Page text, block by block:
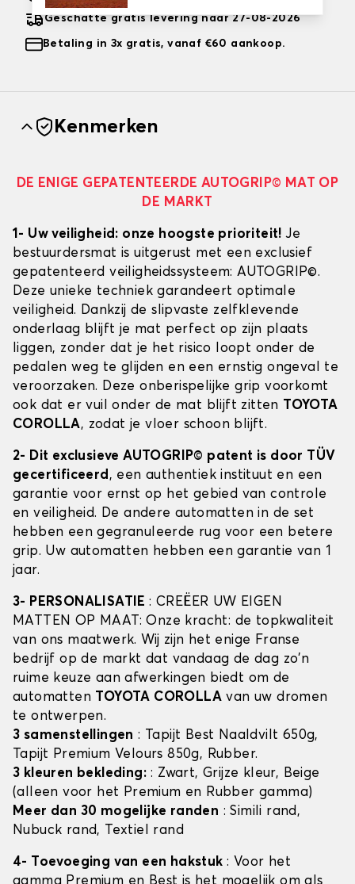
Geschatte gratis levering naar 27-08-2026
Betaling in 3x gratis, vanaf €60 aankoop.
Kenmerken
DE ENIGE GEPATENTEERDE AUTOGRIP© MAT OP
DE MARKT
1- Uw veiligheid: onze hoogste prioriteit!Je
bestuurdersmat is uitgerust met een exclusief
gepatenteerd veiligheidssysteem: AUTOGRIP©.
Deze unieke techniek garandeert optimale
veiligheid. Dankzij de slipvaste zelfklevende
onderlaag blijft je mat perfect op zijn plaats
liggen, zonder dat je het risico loopt onder de
pedalen weg te glijden en een ernstig ongeval te
veroorzaken. Deze onberispelijke grip voorkomt
ook dat er vuil onder de mat blijft zitten
TOYOTA
COROLLA, zodat je vloer schoon blijft.
2- Dit exclusieve AUTOGRIP© patent is door TÜV
gecertificeerd, een authentiek instituut en een
garantie voor ernst op het gebied van controle
en veiligheid. De andere automatten in de set
hebben een gegranuleerde rug voor een betere
grip. Uw automatten hebben een garantie van 1
jaar.
3- PERSONALISATIE: CREËER UW EIGEN
MATTEN OP MAAT: Onze kracht: de topkwaliteit
van ons maatwerk. Wij zijn het enige Franse
bedrijf op de markt dat vandaag de dag zo'n
ruime keuze aan afwerkingen biedt om de
automatten TOYOTA COROLLA van uw dromen
te ontwerpen.
3 samenstellingen : Tapijt Best Naaldvilt 650g,
Tapijt Premium Velours 850g, Rubber.
3 kleuren bekleding: : Zwart, Grijze kleur, Beige
(alleen voor het Premium en Rubber gamma)
Meer dan 30 mogelijke randen : Simili rand,
Nubuck rand, Textiel rand
4- Toevoeging van een hakstuk : Voor het